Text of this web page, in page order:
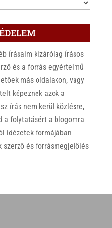
írásaim kizárólag írásos
és a forrás egyértelmű
más oldalakon, vagy
képeznek azok a
írás nem kerül közlésre,
a folytatásért a blogomra
idézetek formájában
szerző és forrásmegjelölés